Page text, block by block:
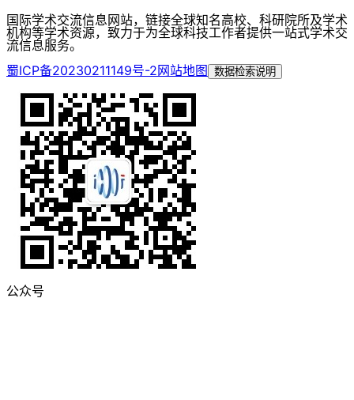
国际学术交流信息网站，链接全球知名高校、科研院所及学术
机构等学术资源，致力于为全球科技工作者提供一站式学术交
流信息服务。
蜀ICP备20230211149号-2网站地图 数据检索说明
公众号